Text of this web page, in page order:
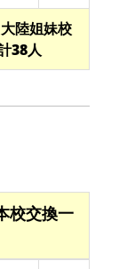
陸姐妹校
38人
校交換一